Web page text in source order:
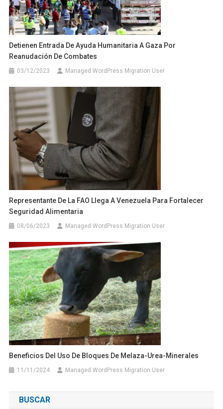
Detienen Entrada De Ayuda Humanitaria A Gaza Por
Reanudación De Combates
03/12/2023 Managed WordPress Migration User
Representante De La FAO Llega A Venezuela Para Fortalecer
Seguridad Alimentaria
08/06/2023 Managed WordPress Migration User
Beneficios Del Uso De Bloques De Melaza-Urea-Minerales
11/11/2024 Managed WordPress Migration User
BUSCAR